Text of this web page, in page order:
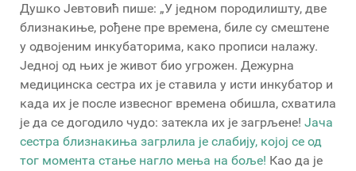
Душко Јевтовић пише: „У једном породилишту, две
близнакиње, рођене пре времена, биле су смештене
у одвојеним инкубаторима, како прописи налажу.
Једној од њих је живот био угрожен. Дежурна
медицинска сестра их је ставила у исти инкубатор и
када их је после извесног времена обишла, схватила
је да се догодило чудо: затекла их је загрљене! Јача
сестра близнакиња загрлила је слабију, којој се од
тог момента стање нагло мења на боље! Као да је